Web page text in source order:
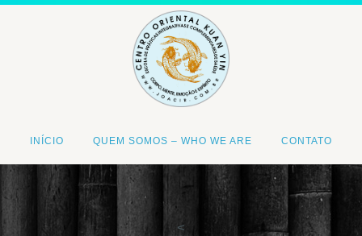
INÍCIO QUEM SOMOS – WHO WE ARE CONTATO
<